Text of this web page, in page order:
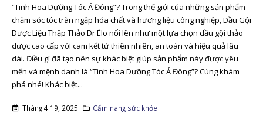
“Tinh Hoa Dưỡng Tóc Á Đông”? Trong thế giới của những sản phẩm
chăm sóc tóc tràn ngập hóa chất và hương liệu công nghiệp, Dầu Gội
Dược Liệu Thập Thảo Dr Élo nổi lên như một lựa chọn dầu gội thảo
dược cao cấp với cam kết từ thiên nhiên, an toàn và hiệu quả lâu
dài. Điều gì đã tạo nên sự khác biệt giúp sản phẩm này được yêu
mến và mệnh danh là “Tinh Hoa Dưỡng Tóc Á Đông”? Cùng khám
phá nhé! Khác biệt...
Tháng 4 19, 2025 Cẩm nang sức khỏe